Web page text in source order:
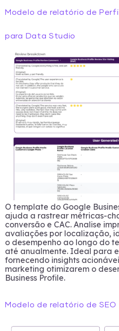
Modelo de relatório de
para Data Studio
O template do Google
ajuda a rastrear métricas-
conversão e CAC. Analise
avaliações por localização,
o desempenho ao longo do
até anualmente. Ideal para
fornecendo insights
marketing otimizarem o
Business Profile.
Modelo de relatório de